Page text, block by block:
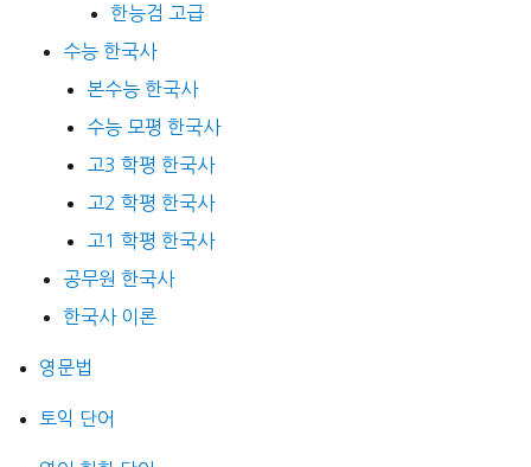
한능검 고급
수능 한국사
본수능 한국사
수능 모평 한국사
고3 학평 한국사
고2 학평 한국사
고1 학평 한국사
공무원 한국사
한국사 이론
영문법
토익 단어